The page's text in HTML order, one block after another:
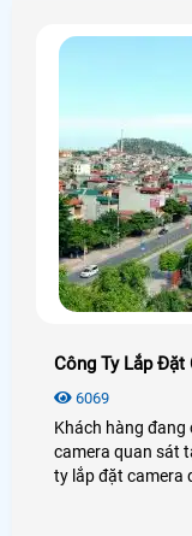
Công Ty Lắp Đặt
6069
Khách hàng đang
camera quan sát tại
ty lắp đặt camera